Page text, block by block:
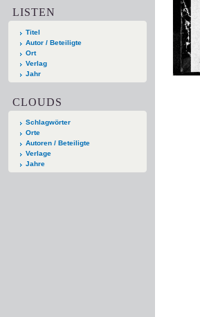
LISTEN
Titel
Autor / Beteiligte
Ort
Verlag
Jahr
CLOUDS
Schlagwörter
Orte
Autoren / Beteiligte
Verlage
Jahre